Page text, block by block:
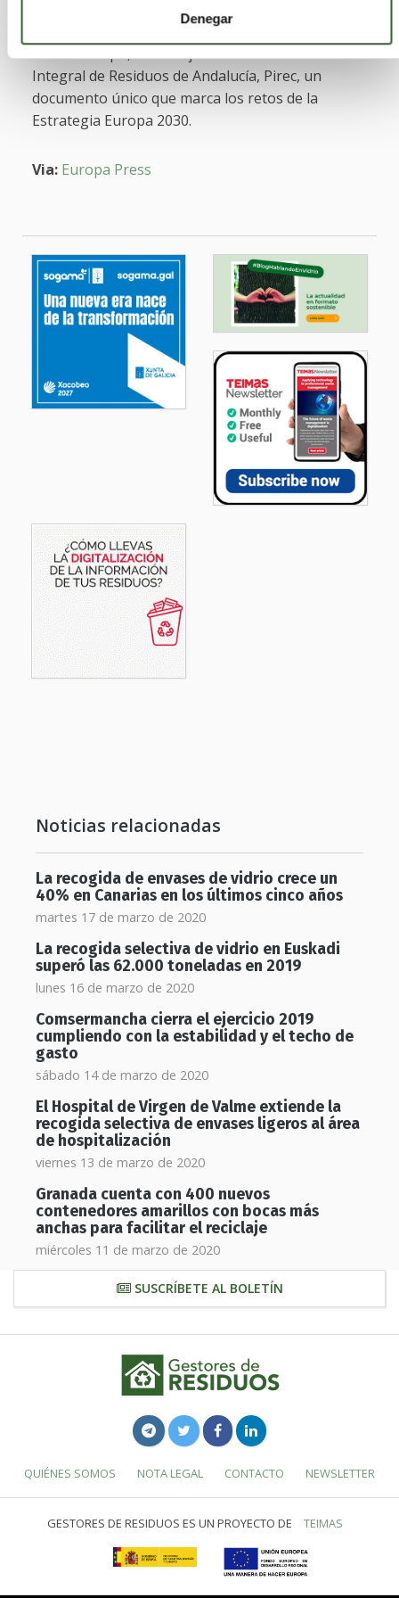
Denegar
marzo, permanece en consulta pública el
anteproyecto de Ley de Economía Circular.
mismo tiempo, la consejería avanza en el Plan
Integral de Residuos de Andalucía, Pirec, un
documento único que marca los retos de la
Estrategia Europa 2030.
Via: Europa Press
Noticias relacionadas
La recogida de envases de vidrio crece un
40% en Canarias en los últimos cinco años
martes 17 de marzo de 2020
La recogida selectiva de vidrio en Euskadi
superó las 62.000 toneladas en 2019
lunes 16 de marzo de 2020
Comsermancha cierra el ejercicio 2019
cumpliendo con la estabilidad y el techo de
gasto
sábado 14 de marzo de 2020
El Hospital de Virgen de Valme extiende la
recogida selectiva de envases ligeros al área
de hospitalización
viernes 13 de marzo de 2020
Granada cuenta con 400 nuevos
contenedores amarillos con bocas más
anchas para facilitar el reciclaje
miércoles 11 de marzo de 2020
SUSCRÍBETE AL BOLETÍN
QUIÉNES SOMOS NOTA LEGAL CONTACTO NEWSLETTER
GESTORES DE RESIDUOS ES UN PROYECTO DE TEIMAS